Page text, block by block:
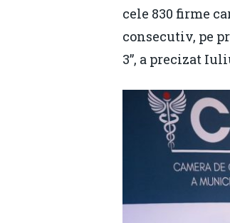
cele 830 firme
consecutiv, pe
3”, a precizat